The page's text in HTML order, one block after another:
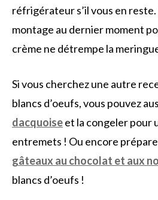
réfrigérateur s’il vous en reste.
montage au dernier moment
crème ne détrempe la
Si vous cherchez une autre
blancs d’oeufs, vous pouvez
dacquoiseet la congeler pour
entremets ! Ou encore
gâteaux au chocolat et aux
blancs d’oeufs !